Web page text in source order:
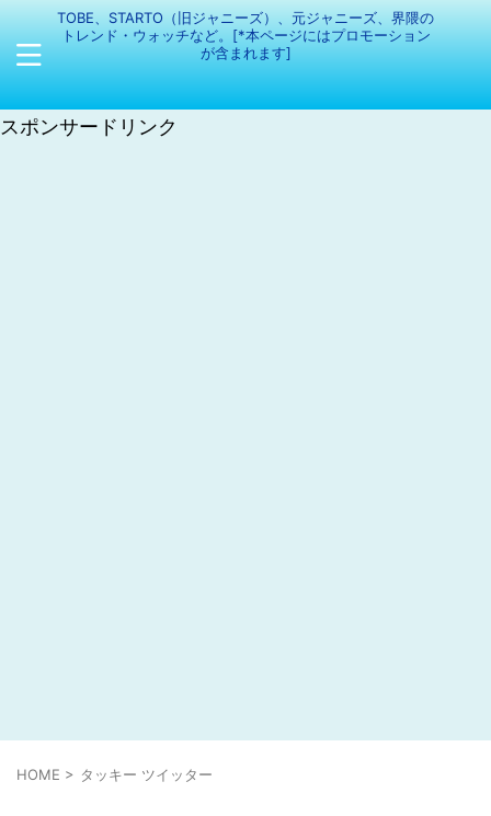
TOBE、STARTO（旧ジャニーズ）、元ジャニーズ、界隈の
トレンド・ウォッチなど。[*本ページにはプロモーション
が含まれます]
スポンサードリンク
HOME > タッキー ツイッター